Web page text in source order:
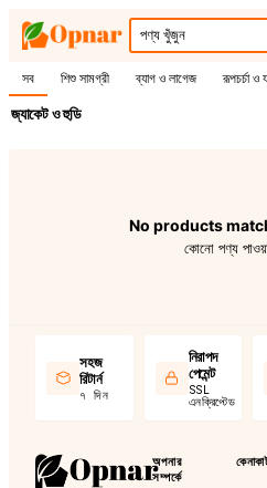
সব শিশু সামগ্রী ব্যাগ ও লাগেজ রূপচর্চা ও
জ্যাকেট ও হুডি
No products
কোনো পণ্য
সহজ
রিটার্ন
৭ দিন
নিরাপদ
পেমেন্ট
SSL
এনক্রিপ্টেড
অপনার
সম্পর্কে